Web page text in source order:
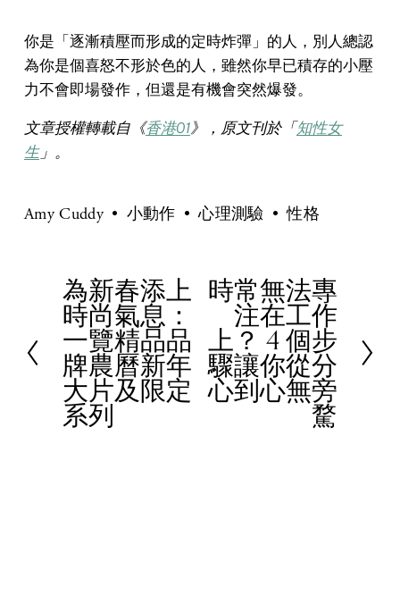
你是「逐漸積壓而形成的定時炸彈」的人，別人總認
為你是個喜怒不形於色的人，雖然你早已積存的小壓
力不會即場發作，但還是有機會突然爆發。
文章授權轉載自《香港01》，原文刊於「知性女
生」。
Amy Cuddy 小動作 心理測驗 性格
P
r
e
v
i
o
為新春添上
時尚氣息：
一覽精品品
牌農曆新年
大片及限定
系列
時常無法專
注在工作
上？ 4 個步
驟讓你從分
心到心無旁
騖